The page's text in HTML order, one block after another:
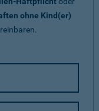
ohne Kind(er)